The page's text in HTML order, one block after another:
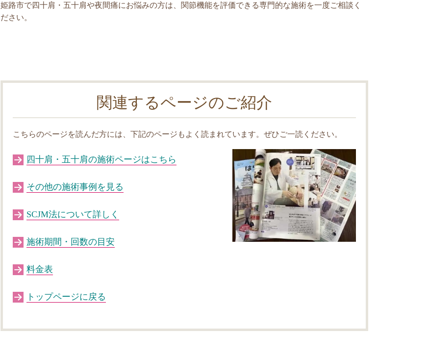
姫路市で四十肩・五十肩や夜間痛にお悩みの方は、関節機能を評価できる専門的な施術を一度ご相談く
ださい。
関連するページのご紹介
こちらのページを読んだ方には、下記のページもよく読まれています。ぜひご一読ください。
四十肩・五十肩の施術ページはこちら
その他の施術事例を見る
SCJM法について詳しく
施術期間・回数の目安
料金表
トップページに戻る